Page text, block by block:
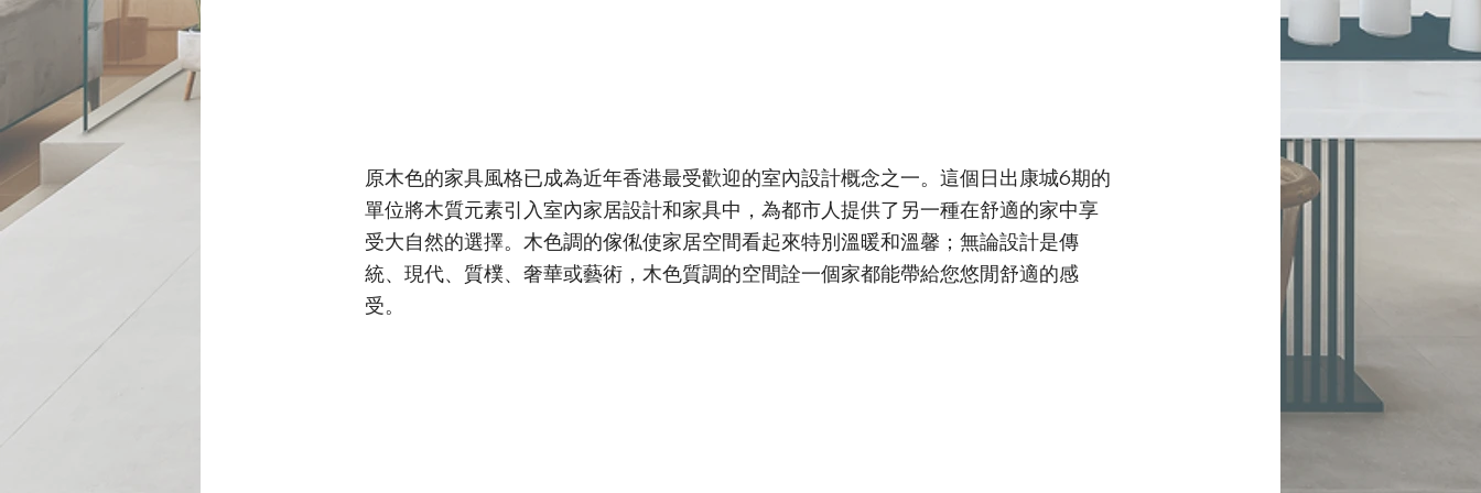
原木色的家具風格已成為近年香港最受歡迎的室內設計概念之一。這個日出康城6期的
單位將木質元素引入室內家居設計和家具中，為都市人提供了另一種在舒適的家中享
受大自然的選擇。木色調的傢俬使家居空間看起來特別溫暖和溫馨；無論設計是傳
統、現代、質樸、奢華或藝術，木色質調的空間詮一個家都能帶給您悠閒舒適的感
受。